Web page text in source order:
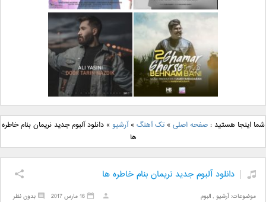
دانلود آهنگ جدید مهدی
یراحی بنام اسرار
دانلود آهنگ جدید فرزاد
فرزین بنام آتیش
دانلود آهنگ جدید بهنام
بانی بنام قرص قمر 2
دانلود آهنگ جدید علی
یاسینی بنام دورترین نزدیک
شما اینجا هستید :صفحه اصلی »تک آهنگ »آرشیو »دانلود آلبوم جدید نریمان بنام خاطره
ها
دانلود آلبوم جدید نریمان بنام خاطره ها
موضوعات:آرشیو ,البوم بدون نظر 16 مارس 2017